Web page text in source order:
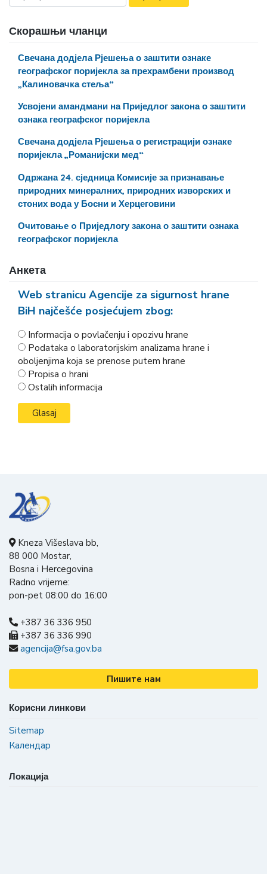
Скорашњи чланци
Свечана додјела Рјешења о заштити ознаке
географског поријекла за прехрамбени производ
„Калиновачка стеља“
Усвојени амандмани на Приједлог закона о заштити
ознака географског поријекла
Свечана додјела Рјешења о регистрацији ознаке
поријекла „Романијски мед“
Одржана 24. сједница Комисије за признавање
природних минералних, природних изворских и
стоних вода у Босни и Херцеговини
Очитовање o Приједлогу закона о заштити ознака
географског поријекла
Анкета
Web stranicu Agencije za sigurnost hrane
BiH najčešće posjećujem zbog:
Informacija o povlačenju i opozivu hrane
Podataka o laboratorijskim analizama hrane i
oboljenjima koja se prenose putem hrane
Propisa o hrani
Ostalih informacija
Kneza Višeslava bb,
88 000 Mostar,
Bosna i Hercegovina
Radno vrijeme:
pon-pet 08:00 do 16:00
+387 36 336 950
+387 36 336 990
agencija@fsa.gov.ba
Пишите нам
Корисни линкови
Sitemap
Календар
Локација